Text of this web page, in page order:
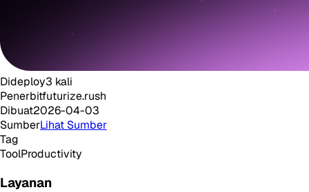
Dideploy3 kali
Penerbitfuturize.rush
Dibuat2026-04-03
SumberLihat Sumber
Tag
ToolProductivity
Layanan